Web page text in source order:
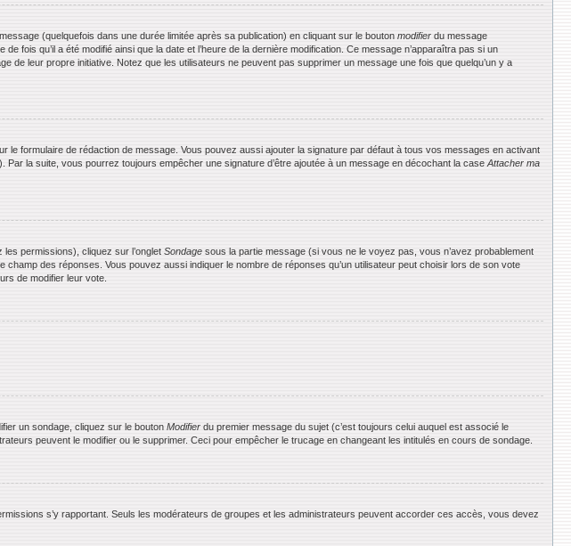
(quelquefois dans une durée limitée après sa publication) en cliquant sur le bouton modifier du message
fois qu’il a été modifié ainsi que la date et l’heure de la dernière modification. Ce message n’apparaîtra pas si un
de leur propre initiative. Notez que les utilisateurs ne peuvent pas supprimer un message une fois que quelqu’un y a
le formulaire de rédaction de message. Vous pouvez aussi ajouter la signature par défaut à tous vos messages en activant
). Par la suite, vous pourrez toujours empêcher une signature d’être ajoutée à un message en décochant la case Attacher ma
permissions), cliquez sur l’onglet Sondage sous la partie message (si vous ne le voyez pas, vous n’avez probablement
des réponses. Vous pouvez aussi indiquer le nombre de réponses qu’un utilisateur peut choisir lors de son vote
de modifier leur vote.
un sondage, cliquez sur le bouton Modifier du premier message du sujet (c’est toujours celui auquel est associé le
peuvent le modifier ou le supprimer. Ceci pour empêcher le trucage en changeant les intitulés en cours de sondage.
s’y rapportant. Seuls les modérateurs de groupes et les administrateurs peuvent accorder ces accès, vous devez